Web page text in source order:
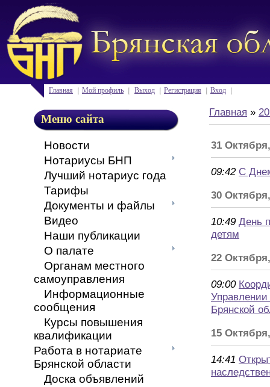
Главная Мой профиль Выход Регистрация Вход
Меню сайта
Новости
Нотариусы БНП
Лучший нотариус года
Тарифы
Документы и файлы
Видео
Наши публикации
О палате
Органам местного
самоуправления
Информационные
сообщения
Курсы повышения
квалификации
Работа в нотариате
Брянской области
Доска объявлений
Главная »
31
09:42 С
30
10:49 День
детям
22
09:00
Брянской
15
14:41